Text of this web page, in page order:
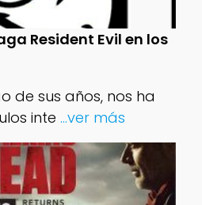
Resident Evil en los
de sus años, nos ha
inte ...ver más